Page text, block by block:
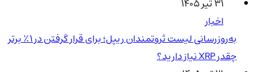
۳۱ تیر ۱۴۰۵
اخبار
به‌روزرسانی لیست ثروتمندان ریپل؛ برای قرار گرفتن در ۱٪ برتر
چقدر XRP نیاز دارید؟